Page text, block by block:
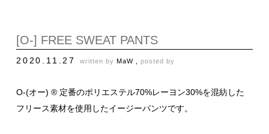
[O-] FREE SWEAT PANTS
2020.11.27 written by MaW , posted by
O-(オー) ® 定番のポリエステル70%レーヨン30%を混紡した
フリース素材を使用したイージーパンツです。